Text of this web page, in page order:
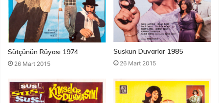
Sütçünün Rüyası 1974
26 Mart 2015
Suskun Duvarlar 1985
26 Mart 2015